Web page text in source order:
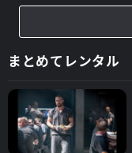
まとめてレンタル